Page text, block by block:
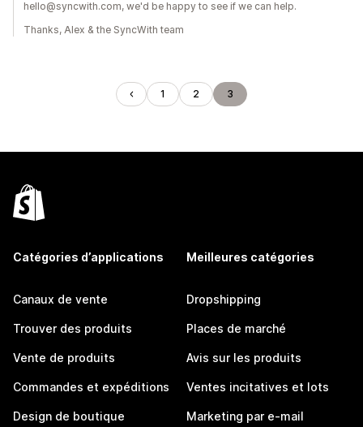
hello@syncwith.com, we'd be happy to see if we can help.
Thanks, Alex & the SyncWith team
1 2 3
Catégories d’applications
Canaux de vente
Trouver des produits
Vente de produits
Commandes et expéditions
Design de boutique
Meilleures catégories
Dropshipping
Places de marché
Avis sur les produits
Ventes incitatives et lots
Marketing par e-mail